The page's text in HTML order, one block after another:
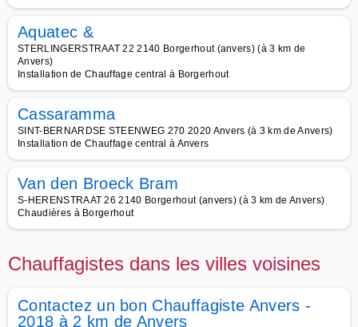
Aquatec &
STERLINGERSTRAAT 22 2140 Borgerhout (anvers) (à 3 km de
Anvers)
Installation de Chauffage central à Borgerhout
Cassaramma
SINT-BERNARDSE STEENWEG 270 2020 Anvers (à 3 km de Anvers)
Installation de Chauffage central à Anvers
Van den Broeck Bram
S-HERENSTRAAT 26 2140 Borgerhout (anvers) (à 3 km de Anvers)
Chaudières à Borgerhout
Chauffagistes dans les villes voisines
Contactez un bon Chauffagiste Anvers -
2018 à 2 km de Anvers